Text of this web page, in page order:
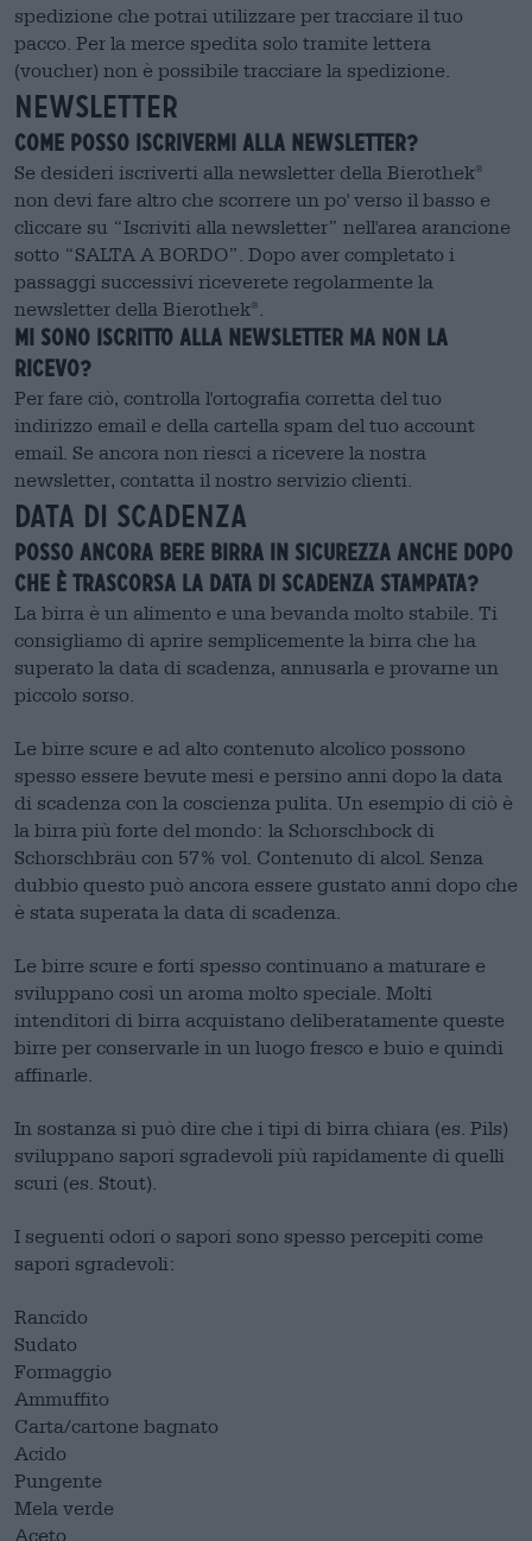
spedizione che potrai utilizzare per tracciare il tuo
pacco. Per la merce spedita solo tramite lettera
(voucher) non è possibile tracciare la spedizione.
NEWSLETTER
Come posso iscrivermi alla newsletter?
Se desideri iscriverti alla newsletter della Bierothek®
non devi fare altro che scorrere un po' verso il basso e
cliccare su “Iscriviti alla newsletter” nell'area arancione
sotto “SALTA A BORDO”. Dopo aver completato i
passaggi successivi riceverete regolarmente la
newsletter della Bierothek®
Mi sono iscritto alla newsletter ma non la
ricevo?
Per fare ciò, controlla l'ortografia corretta del tuo
indirizzo email e della cartella spam del tuo account
email. Se ancora non riesci a ricevere la nostra
newsletter, contatta il nostro servizio clienti.
Data di scadenza
Posso ancora bere birra in sicurezza anche dopo
che è trascorsa la data di scadenza stampata?
La birra è un alimento e una bevanda molto stabile. Ti
consigliamo di aprire semplicemente la birra che ha
superato la data di scadenza, annusarla e provarne un
piccolo sorso.
Le birre scure e ad alto contenuto alcolico possono
spesso essere bevute mesi e persino anni dopo la data
di scadenza con la coscienza pulita. Un esempio di ciò è
la birra più forte del mondo: la Schorschbock di
Schorschbräu con 57% vol. Contenuto di alcol. Senza
dubbio questo può ancora essere gustato anni dopo che
è stata superata la data di scadenza.
Le birre scure e forti spesso continuano a maturare e
sviluppano così un aroma molto speciale. Molti
intenditori di birra acquistano deliberatamente queste
birre per conservarle in un luogo fresco e buio e quindi
affinarle.
In sostanza si può dire che i tipi di birra chiara (es. Pils)
sviluppano sapori sgradevoli più rapidamente di quelli
scuri (es. Stout).
I seguenti odori o sapori sono spesso percepiti come
sapori sgradevoli:
Rancido
Sudato
Formaggio
Ammuffito
Carta/cartone bagnato
Acido
Pungente
Mela verde
Aceto